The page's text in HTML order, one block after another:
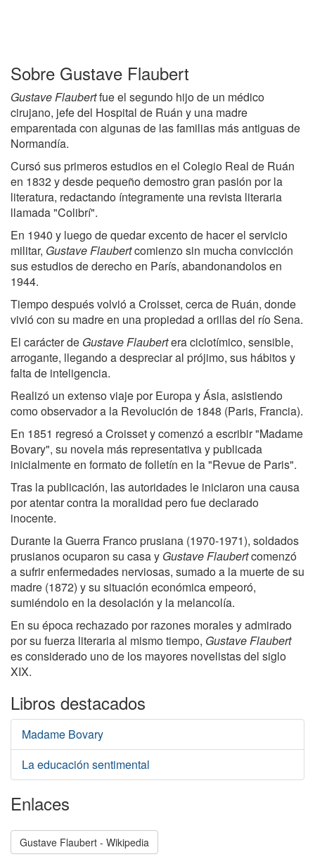
Sobre Gustave Flaubert
Gustave Flaubertfue el segundo hijo de un médico
cirujano, jefe del Hospital de Ruán y una madre
emparentada con algunas de las familias más antiguas de
Normandía.
Cursó sus primeros estudios en el Colegio Real de Ruán
en 1832 y desde pequeño demostro gran pasión por la
literatura, redactando íntegramente una revista literaria
llamada "Colibrí".
En 1940 y luego de quedar excento de hacer el servicio
militar, Gustave Flaubertcomienzo sin mucha convicción
sus estudios de derecho en París, abandonandolos en
1944.
Tiempo después volvió a Croisset, cerca de Ruán, donde
vivió con su madre en una propiedad a orillas del río Sena.
El carácter de Gustave Flaubertera ciclotímico, sensible,
arrogante, llegando a despreciar al prójimo, sus hábitos y
falta de inteligencia.
Realizó un extenso viaje por Europa y Ásia, asistiendo
como observador a la Revolución de 1848 (Paris, Francia).
En 1851 regresó a Croisset y comenzó a escribir "Madame
Bovary", su novela más representativa y publicada
inicialmente en formato de folletín en la "Revue de Paris".
Tras la publicación, las autoridades le iniciaron una causa
por atentar contra la moralidad pero fue declarado
inocente.
Durante la Guerra Franco prusiana (1970-1971), soldados
prusianos ocuparon su casa y Gustave Flaubertcomenzó
a sufrir enfermedades nerviosas, sumado a la muerte de su
madre (1872) y su situación económica empeoró,
sumiéndolo en la desolación y la melancolía.
En su época rechazado por razones morales y admirado
por su fuerza literaria al mismo tiempo, Gustave Flaubert
es considerado uno de los mayores novelistas del siglo
XIX.
Libros destacados
Madame Bovary
La educación sentimental
Enlaces
Gustave Flaubert - Wikipedia